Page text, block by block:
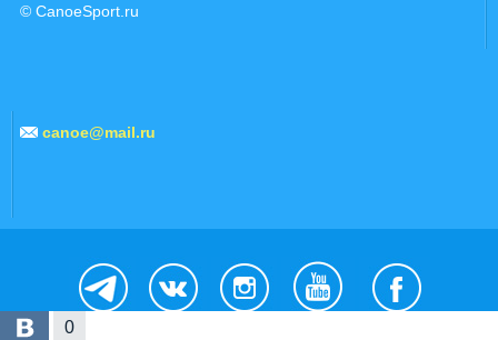
0
© CanoeSport.ru
canoe@mail.ru